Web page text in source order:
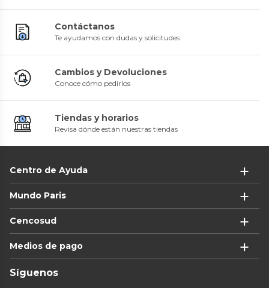
Contáctanos
Te ayudamos con dudas y solicitudes
Cambios y Devoluciones
Conoce cómo pedirlos
Tiendas y horarios
Revisa dónde están nuestras tiendas
Centro de Ayuda
Mundo Paris
Cencosud
Medios de pago
Síguenos